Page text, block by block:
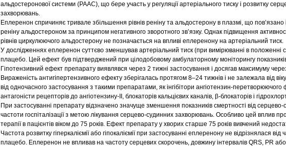
альдостеронової системи (РААС), що бере участь у регуляції артеріального тиску і розвитку
захворювань.
Еплеренон спричиняє тривале збільшення рівнів реніну та альдостерону в плазмі, що пов’язано
реніну альдостероном за принципом негативного зворотного зв’язку. Однак підвищення
рівнів циркулюючого альдостерону не позначається на впливі еплеренону на артеріальний тиск.
У дослідженнях еплеренон суттєво зменшував артеріальний тиск (при вимірюванні в положенні
плацебо. Цей ефект був підтверджений при цілодобовому амбулаторному моніторингу
Гіпотензивний ефект препарату виявлявся через 2 тижні застосування і досягав максимуму
Вираженість антигіпертензивного ефекту зберігалась протягом 8–24 тижнів і не залежала від
від одночасного застосування з такими препаратами, як інгібітори ангіотензин-
антагоністи рецепторів до ангіотензину-ІІ, блокаторів кальцієвих каналів, β-блокаторів і
При застосуванні препарату відзначено значуще зменшення показників смертності від
частоти госпіталізації з метою лікування серцево-судинних захворювань. Особливо цей вплив
терапії в пацієнтів віком до 75 років. Ефект препарату у хворих старше 75 років вивчений
Частота розвитку гіперкаліємії або гіпокаліємії при застосуванні еплеренону не відрізнялася від
плацебо. Еплеренон не впливав на частоту серцевих скорочень, довжину інтервалів QRS, PR